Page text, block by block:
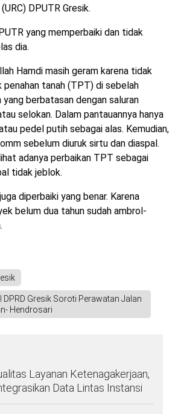
DPUTR Gresik.
yang memperbaiki dan tidak
dia.
Hamdi masih geram karena tidak
penahan tanah (TPT) di sebelah
yang berbatasan dengan saluran
selokan. Dalam pantauannya hanya
pedel putih sebagai alas. Kemudian,
sebelum diuruk sirtu dan diaspal.
adanya perbaikan TPT sebagai
tidak jeblok.
diperbaiki yang benar. Karena
belum dua tahun sudah ambrol-
DPRD Gresik Soroti Perawatan Jalan
Hendrosari
Layanan Ketenagakerjaan,
Data Lintas Instansi